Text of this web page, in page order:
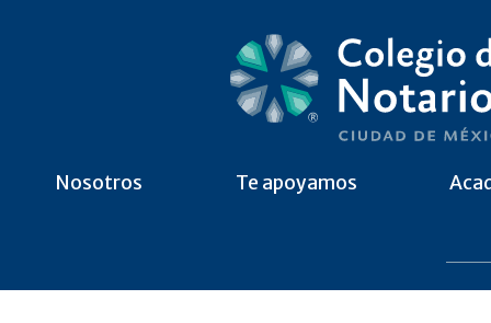
Nosotros Te apoyamos